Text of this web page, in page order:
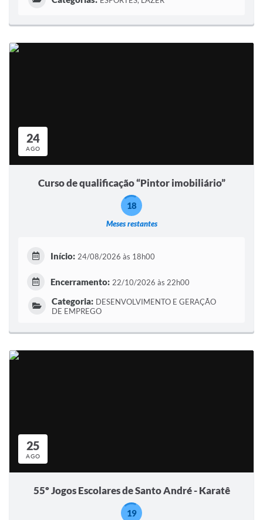
24
AGO
Curso de qualificação “Pintor imobiliário”
Meses restantes
18
Início: 24/08/2026 às 18h00
Encerramento: 22/10/2026 às 22h00
Categoria: DESENVOLVIMENTO E GERAÇÃO
DE EMPREGO
25
AGO
55º Jogos Escolares de Santo André - Karatê
19